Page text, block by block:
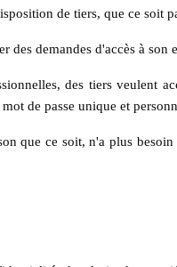
de tiers, que ce soit
des demandes d'accès à
des tiers veulent
de passe unique et
que ce soit, n'a plus